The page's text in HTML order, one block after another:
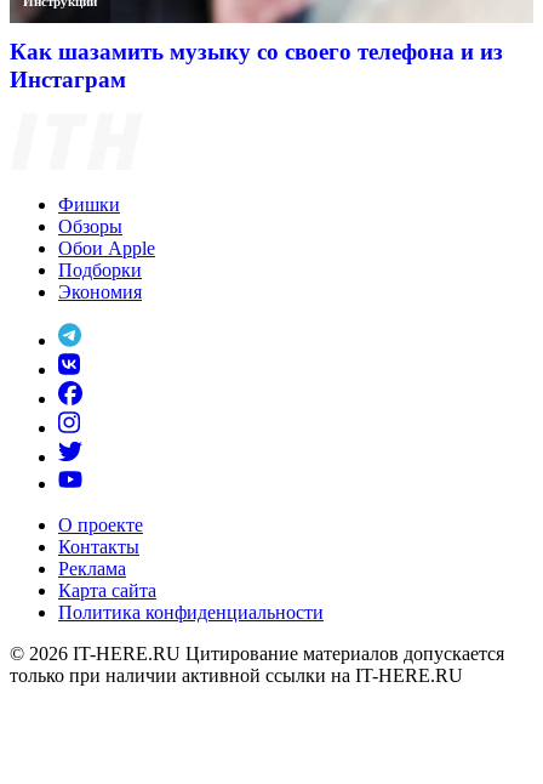
Как шазамить музыку со своего телефона и из
Инстаграм
Фишки
Обзоры
Обои Apple
Подборки
Экономия
О проекте
Контакты
Реклама
Карта сайта
Политика конфиденциальности
© 2026 IT-HERE.RU Цитирование материалов допускается
только при наличии активной ссылки на IT-HERE.RU